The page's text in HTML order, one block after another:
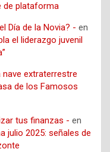
de plataforma
Día de la Novia? - en
el liderazgo juvenil
nave extraterrestre
de los Famosos
tus finanzas - en
julio 2025: señales de